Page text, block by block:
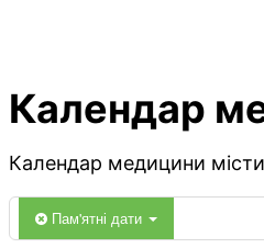
Календар
Календар медицини
Пам'ятні дати